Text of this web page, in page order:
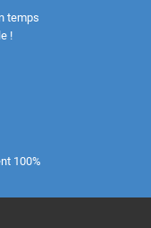
temps
!
100%